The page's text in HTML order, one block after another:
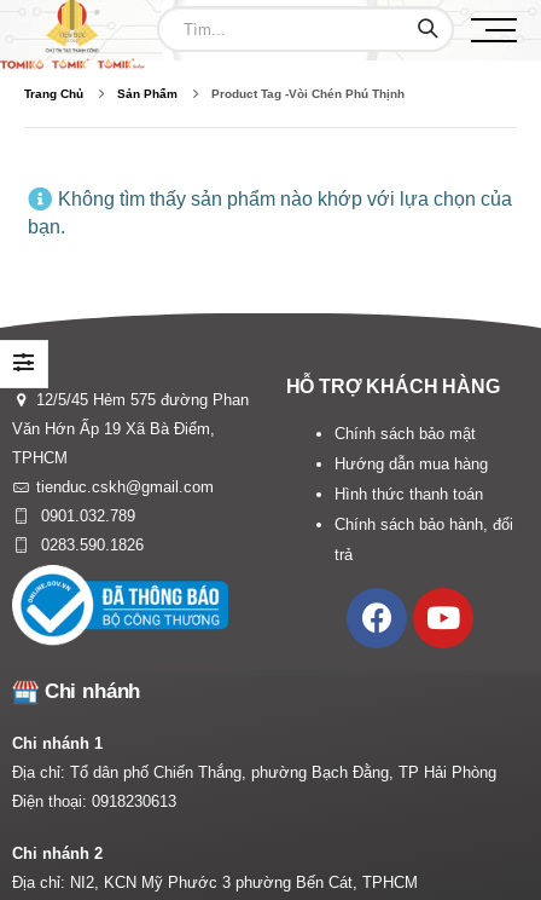
Trang Chủ Sản Phẩm Product Tag -Vòi Chén Phú Thịnh
Không tìm thấy sản phẩm nào khớp với lựa chọn của
bạn.
12/5/45 Hẻm 575 đường Phan
Văn Hớn Ấp 19 Xã Bà Điểm,
TPHCM
tienduc.cskh@gmail.com
0901.032.789
0283.590.1826
HỖ TRỢ KHÁCH HÀNG
Chính sách bảo mật
Hướng dẫn mua hàng
Hình thức thanh toán
Chính sách bảo hành, đổi
trả
Chi nhánh
Chi nhánh 1
Địa chỉ: Tổ dân phố Chiến Thắng, phường Bạch Đằng, TP Hải Phòng
Điện thoại: 0918230613
Chi nhánh 2
Địa chỉ: NI2, KCN Mỹ Phước 3 phường Bến Cát, TPHCM